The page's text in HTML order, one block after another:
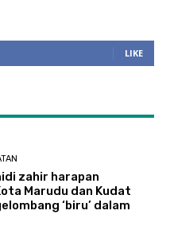
LIKE
zahir harapan
Marudu dan Kudat
‘biru’ dalam